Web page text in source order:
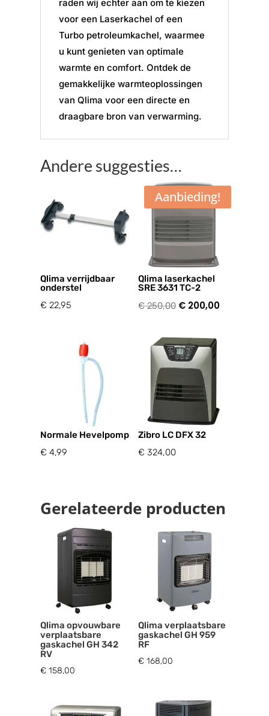
raden wij echter aan om te kiezen
voor een Laserkachel of een
Turbo petroleumkachel, waarmee
u kunt genieten van optimale
warmte en comfort. Ontdek de
gemakkelijke warmteoplossingen
van Qlima voor een directe en
draagbare bron van verwarming.
Andere suggesties…
Qlima verrijdbaar
onderstel
€ 22,95
Aanbieding!
Qlima laserkachel
SRE 3631 TC-2
€250,00 Oorspronkelijke
was:
€ 250,00.
€ 200,00Huidige
Normale Hevelpomp
€ 4,99
Zibro LC DFX 32
€ 324,00
Gerelateerde producten
Qlima opvouwbare
verplaatsbare
gaskachel GH 342
RV
€ 158,00
Qlima verplaatsbare
gaskachel GH 959
RF
€ 168,00